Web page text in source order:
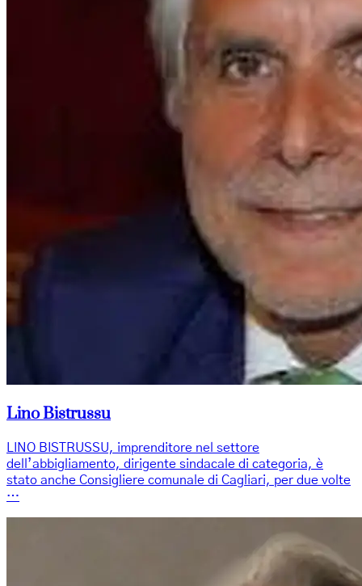
Lino Bistrussu
LINO BISTRUSSU, imprenditore nel settore
dell’abbigliamento, dirigente sindacale di categoria, è
stato anche Consigliere comunale di Cagliari, per due volte
…